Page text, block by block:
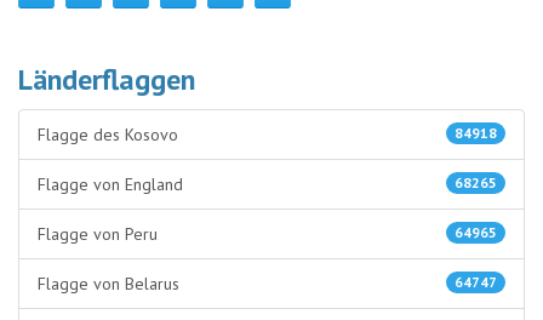
Länderflaggen
84918
Flagge des Kosovo
68265
Flagge von England
64965
Flagge von Peru
64747
Flagge von Belarus